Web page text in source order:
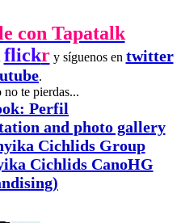
con Tapatalk
flickry síguenos en twitter
.
no te pierdas...
Perfil
and photo gallery
Cichlids Group
Cichlids CanoHG